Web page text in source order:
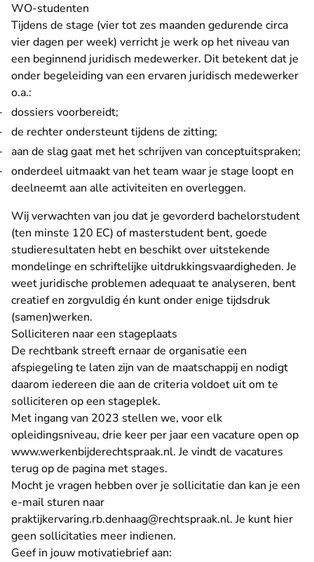
WO-studenten
Tijdens de stage (vier tot zes maanden gedurende circa
vier dagen per week) verricht je werk op het niveau van
een beginnend juridisch medewerker. Dit betekent dat je
onder begeleiding van een ervaren juridisch medewerker
o.a.:
dossiers voorbereidt;
de rechter ondersteunt tijdens de zitting;
aan de slag gaat met het schrijven van conceptuitspraken;
onderdeel uitmaakt van het team waar je stage loopt en
deelneemt aan alle activiteiten en overleggen.
Wij verwachten van jou dat je gevorderd bachelorstudent
(ten minste 120 EC) of masterstudent bent, goede
studieresultaten hebt en beschikt over uitstekende
mondelinge en schriftelijke uitdrukkingsvaardigheden. Je
weet juridische problemen adequaat te analyseren, bent
creatief en zorgvuldig én kunt onder enige tijdsdruk
(samen)werken.
Solliciteren naar een stageplaats
De rechtbank streeft ernaar de organisatie een
afspiegeling te laten zijn van de maatschappij en nodigt
daarom iedereen die aan de criteria voldoet uit om te
solliciteren op een stageplek.
Met ingang van 2023 stellen we, voor elk
opleidingsniveau, drie keer per jaar een vacature open op
www.werkenbijderechtspraak.nl. Je vindt de vacatures
terug op de pagina met stages.
Mocht je vragen hebben over je sollicitatie dan kan je een
e-mail sturen naar
praktijkervaring.rb.denhaag@rechtspraak.nl. Je kunt hier
geen sollicitaties meer indienen.
Geef in jouw motivatiebrief aan: